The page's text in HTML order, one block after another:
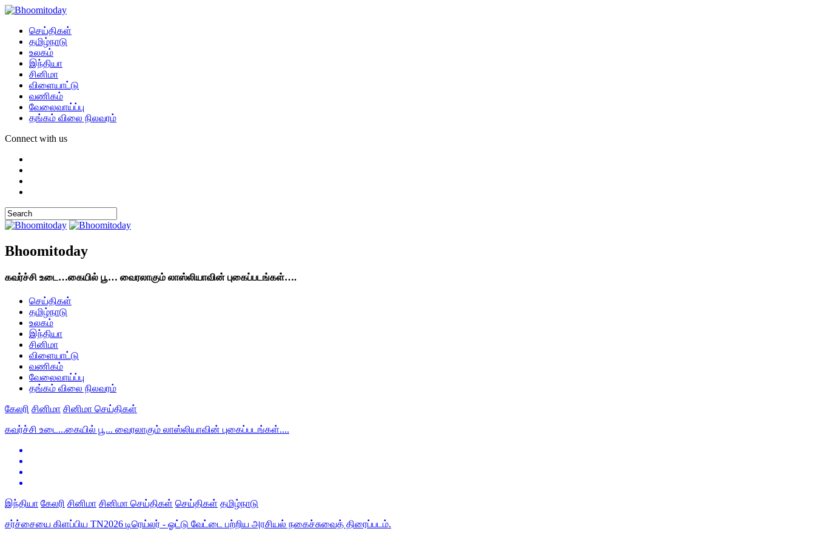
செய்திகள்
தமிழ்நாடு
உலகம்
இந்தியா
சினிமா
விளையாட்டு
வணிகம்
வேலைவாய்ப்பு
தங்கம் விலை நிலவரம்
Connect with us
Bhoomitoday
கவர்ச்சி உடை…கையில் பூ… வைரலாகும் லாஸ்லியாவின் புகைப்படங்கள்….
செய்திகள்
தமிழ்நாடு
உலகம்
இந்தியா
சினிமா
விளையாட்டு
வணிகம்
வேலைவாய்ப்பு
தங்கம் விலை நிலவரம்
கேலரி சினிமா சினிமா செய்திகள்
கவர்ச்சி உடை...கையில் பூ... வைரலாகும் லாஸ்லியாவின் புகைப்படங்கள்....
இந்தியா கேலரி சினிமா சினிமா செய்திகள் செய்திகள் தமிழ்நாடு
சர்ச்சையை கிளப்பிய TN2026 டிரெய்லர் - ஓட்டு வேட்டை பற்றிய அரசியல் நகைச்சுவைத் திரைப்படம்.